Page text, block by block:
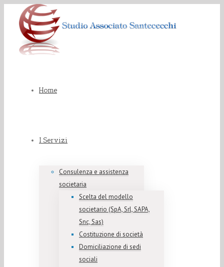
Home
I Servizi
Consulenza e assistenza
societaria
Scelta del modello
societario (SpA, Srl, SAPA,
Snc, Sas)
Costituzione di società
Domiciliazione di sedi
sociali